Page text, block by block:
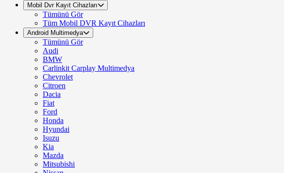
Mobil Dvr Kayıt Cihazları
Tümünü Gör
Tüm Mobil DVR Kayıt Cihazları
Android Multimedya
Tümünü Gör
Audi
BMW
Carlinkit Carplay Multimedya
Chevrolet
Citroen
Dacia
Fiat
Ford
Honda
Hyundai
Isuzu
Kia
Mazda
Mitsubishi